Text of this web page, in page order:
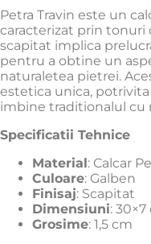
Petra Travin este un
caracterizat prin tonuri
scapitat implica
pentru a obtine un
naturaletea pietrei.
estetica unica,
imbine traditionalul cu
Specificatii Tehnice
Material: Calcar
Culoare: Galben
Finisaj: Scapitat
Dimensiuni: 30×7
Grosime: 1,5 cm